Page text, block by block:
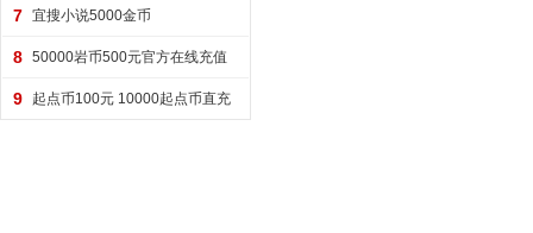
7 宜搜小说5000金币
8 50000岩币500元官方在线充值
9 起点币100元 10000起点币直充